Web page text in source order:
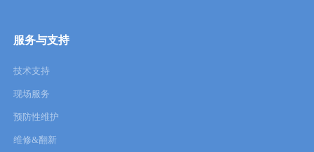
服务与支持
技术支持
现场服务
预防性维护
维修&翻新